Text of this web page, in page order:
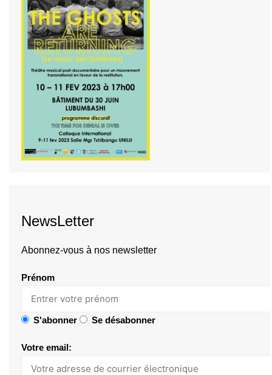
NewsLetter
Abonnez-vous à nos newsletter
Prénom
S'abonner Se désabonner
Votre email: